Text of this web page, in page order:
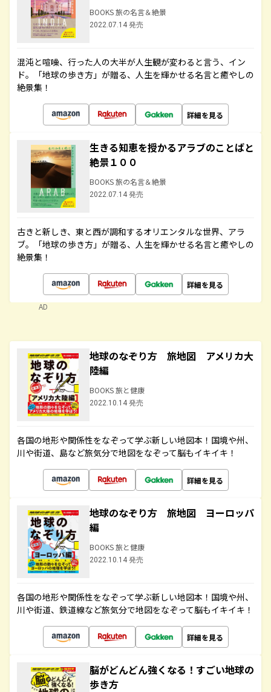
BOOKS 旅の名言＆絶景
2022.07.14 発売
混沌と喧噪、行った人の大半が人生観が変わると言う、イン
ド。「地球の歩き方」が贈る、人生を輝かせる名言と癒やしの
絶景集！
詳細を見る
生きる知恵を授かるアラブのことばと
絶景１００
BOOKS 旅の名言＆絶景
2022.07.14 発売
古きと新しき、東と西が調和するオリエンタルな世界、アラ
ブ。「地球の歩き方」が贈る、人生を輝かせる名言と癒やしの
絶景集！
詳細を見る
AD
地球のなぞり方 旅地図 アメリカ大
陸編
BOOKS 旅と健康
2022.10.14 発売
各国の地形や関係性をなぞって学ぶ新しい地図本！国境や州、
川や街道、島など旅気分で地図をなぞって脳もイキイキ！
詳細を見る
地球のなぞり方 旅地図 ヨーロッパ
編
BOOKS 旅と健康
2022.10.14 発売
各国の地形や関係性をなぞって学ぶ新しい地図本！国境や州、
川や街道、鉄道線など旅気分で地図をなぞって脳もイキイキ！
詳細を見る
脳がどんどん強くなる！すごい地球の
歩き方